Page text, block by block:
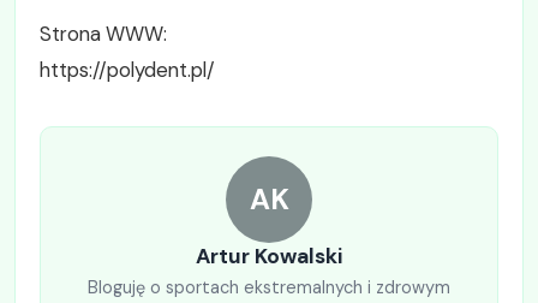
Strona WWW:
https://polydent.pl/
AK
Artur Kowalski
Bloguję o sportach ekstremalnych i zdrowym